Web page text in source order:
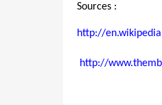
Sources :
http://
http://